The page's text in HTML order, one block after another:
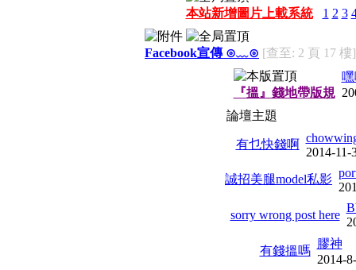
本站新增圖片上載系統 1 2 3
Facebook宣傳 ⊙﹏⊙ [查至: 2 頁 17 樓]
『搵』錢地帶版規
論壇主題
有乜快錢啊
2014-11-
誠招美腿model私影
sorry wrong post here
有錢搵嗎
膠神
2014-